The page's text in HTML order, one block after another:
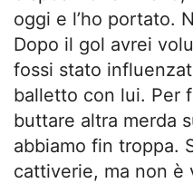
oggi e l’ho portato.
Dopo il gol avrei
fossi stato
balletto con lui. Per
buttare altra merda
abbiamo fin troppa.
cattiverie, ma non è